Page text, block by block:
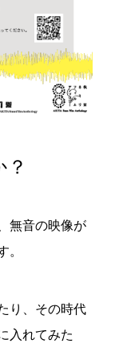
無音の映像が
り、その時代
入れてみた